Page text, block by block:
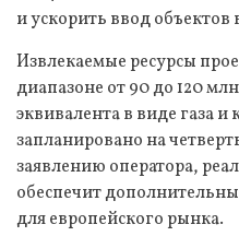
и ускорить ввод объектов
Извлекаемые ресурсы
диапазоне от 90 до 120
эквивалента в виде газа
запланировано на
заявлению оператора,
обеспечит
для европейского рынка.